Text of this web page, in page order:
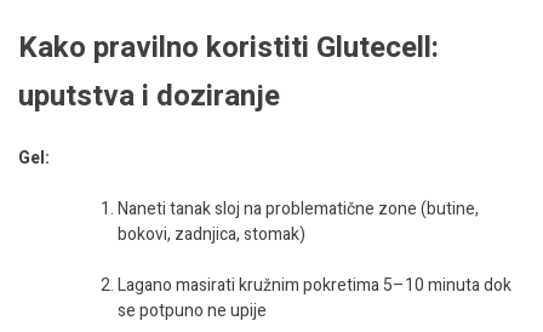
Kako pravilno koristiti Glutecell:
uputstva i doziranje
Gel:
Naneti tanak sloj na problematične zone (butine,
bokovi, zadnjica, stomak)
Lagano masirati kružnim pokretima 5–10 minuta dok
se potpuno ne upije